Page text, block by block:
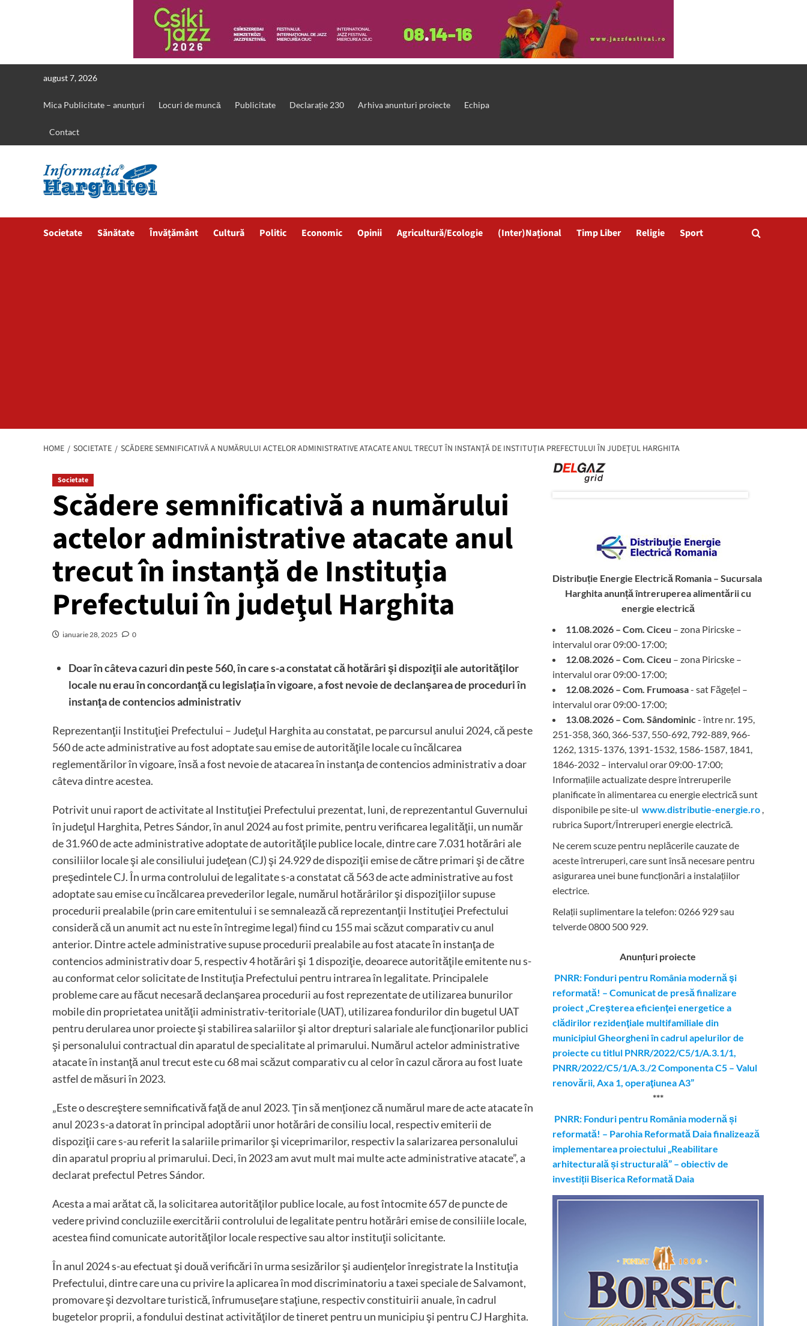
august 7, 2026
Mica Publicitate – anunțuri Locuri de muncă Publicitate Declarație 230 Arhiva anunturi proiecte Echipa
Contact
Societate Sănătate Învățământ Cultură Politic Economic Opinii Agricultură/Ecologie (Inter)Național Timp Liber Religie Sport
HOME SOCIETATE SCĂDERE SEMNIFICATIVĂ A NUMĂRULUI ACTELOR ADMINISTRATIVE ATACATE ANUL TRECUT ÎN INSTANŢĂ DE INSTITUŢIA PREFECTULUI ÎN JUDEŢUL HARGHITA
Societate
Scădere semnificativă a numărului
actelor administrative atacate anul
trecut în instanţă de Instituţia
Prefectului în judeţul Harghita
ianuarie 28, 2025 0
Doar în câteva cazuri din peste 560, în care s-a constatat că hotărâri şi dispoziţii ale autorităţilor
locale nu erau în concordanţă cu legislaţia în vigoare, a fost nevoie de declanşarea de proceduri în
instanţa de contencios administrativ
Reprezentanţii Instituţiei Prefectului – Judeţul Harghita au constatat, pe parcursul anului 2024, că peste
560 de acte administrative au fost adoptate sau emise de autorităţile locale cu încălcarea
reglementărilor în vigoare, însă a fost nevoie de atacarea în instanţa de contencios administrativ a doar
câteva dintre acestea.
Potrivit unui raport de activitate al Instituţiei Prefectului prezentat, luni, de reprezentantul Guvernului
în judeţul Harghita, Petres Sándor, în anul 2024 au fost primite, pentru verificarea legalităţii, un număr
de 31.960 de acte administrative adoptate de autorităţile publice locale, dintre care 7.031 hotărâri ale
consiliilor locale şi ale consiliului judeţean (CJ) şi 24.929 de dispoziţii emise de către primari şi de către
preşedintele CJ. În urma controlului de legalitate s-a constatat că 563 de acte administrative au fost
adoptate sau emise cu încălcarea prevederilor legale, numărul hotărârilor şi dispoziţiilor supuse
procedurii prealabile (prin care emitentului i se semnalează că reprezentanţii Instituţiei Prefectului
consideră că un anumit act nu este în întregime legal) fiind cu 155 mai scăzut comparativ cu anul
anterior. Dintre actele administrative supuse procedurii prealabile au fost atacate în instanţa de
contencios administrativ doar 5, respectiv 4 hotărâri şi 1 dispoziţie, deoarece autorităţile emitente nu s-
au conformat celor solicitate de Instituţia Prefectului pentru intrarea în legalitate. Principalele
probleme care au făcut necesară declanşarea procedurii au fost reprezentate de utilizarea bunurilor
mobile din proprietatea unităţii administrativ-teritoriale (UAT), utilizarea fondurilor din bugetul UAT
pentru derularea unor proiecte şi stabilirea salariilor şi altor drepturi salariale ale funcţionarilor publici
şi personalului contractual din aparatul de specialitate al primarului. Numărul actelor administrative
atacate în instanţă anul trecut este cu 68 mai scăzut comparativ cu al celor în cazul cărora au fost luate
astfel de măsuri în 2023.
„Este o descreştere semnificativă faţă de anul 2023. Ţin să menţionez că numărul mare de acte atacate în
anul 2023 s-a datorat în principal adoptării unor hotărâri de consiliu local, respectiv emiterii de
dispoziţii care s-au referit la salariile primarilor şi viceprimarilor, respectiv la salarizarea personalului
din aparatul propriu al primarului. Deci, în 2023 am avut mult mai multe acte administrative atacate”, a
declarat prefectul Petres Sándor.
Acesta a mai arătat că, la solicitarea autorităţilor publice locale, au fost întocmite 657 de puncte de
vedere privind concluziile exercitării controlului de legalitate pentru hotărâri emise de consiliile locale,
acestea fiind comunicate autorităţilor locale respective sau altor instituţii solicitante.
În anul 2024 s-au efectuat şi două verificări în urma sesizărilor şi audienţelor înregistrate la Instituţia
Prefectului, dintre care una cu privire la aplicarea în mod discriminatoriu a taxei speciale de Salvamont,
promovare şi dezvoltare turistică, înfrumuseţare staţiune, respectiv constituirii anuale, în cadrul
bugetelor proprii, a fondului destinat activităţilor de tineret pentru un municipiu şi pentru CJ Harghita.
Distribuție Energie Electrică Romania – Sucursala
Harghitaanunță întreruperea alimentării cu
energie electrică
11.08.2026 – Com. Ciceu – zona Piricske –
intervalul orar 09:00-17:00;
12.08.2026 – Com. Ciceu – zona Piricske –
intervalul orar 09:00-17:00;
12.08.2026 – Com. Frumoasa- sat Făgețel –
intervalul orar 09:00-17:00;
13.08.2026 – Com. Sândominic- între nr. 195,
251-358, 360, 366-537, 550-692, 792-889, 966-
1262, 1315-1376, 1391-1532, 1586-1587, 1841,
1846-2032 – intervalul orar 09:00-17:00;
Informațiile actualizate despre întreruperile
planificate în alimentarea cu energie electrică sunt
disponibile pe site-ul www.distributie-energie.ro ,
rubrica Suport/Întreruperi energie electrică.
Ne cerem scuze pentru neplăcerile cauzate de
aceste întreruperi, care sunt însă necesare pentru
asigurarea unei bune funcționări a instalațiilor
electrice.
Relații suplimentare la telefon: 0266 929 sau
telverde 0800 500 929.
Anunțuri proiecte
PNRR: Fonduri pentru România modernă şi
reformată! – Comunicat de presă finalizare
proiect „Creşterea eficienţei energetice a
clădirilor rezidenţiale multifamiliale din
municipiul Gheorgheni în cadrul apelurilor de
proiecte cu titlul PNRR/2022/C5/1/A.3.1/1,
PNRR/2022/C5/1/A.3./2 Componenta C5 – Valul
renovării, Axa 1, operaţiunea A3”
***
PNRR: Fonduri pentru România modernă și
reformată! – Parohia Reformată Daia finalizează
implementarea proiectului „Reabilitare
arhitecturală și structurală” – obiectiv de
investiții Biserica Reformată Daia